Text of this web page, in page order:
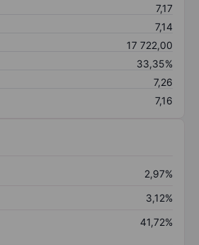
7,17
7,14
17 722,00
33,35%
7,26
7,16
2,97%
3,12%
41,72%